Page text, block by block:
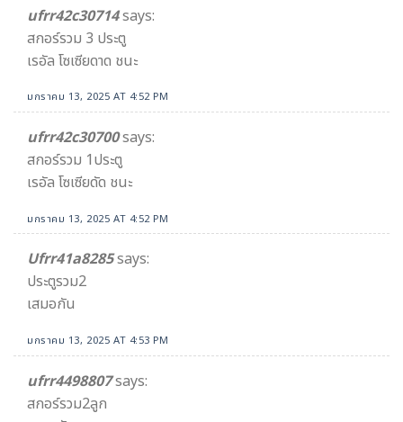
ufrr42c30714says:
สกอร์รวม 3 ประตู
เรอัล โซเซียดาด ชนะ
มกราคม 13, 2025 AT 4:52 PM
ufrr42c30700says:
สกอร์รวม 1ประตู
เรอัล โซเซียดัด ชนะ
มกราคม 13, 2025 AT 4:52 PM
Ufrr41a8285says:
ประตูรวม2
เสมอกัน
มกราคม 13, 2025 AT 4:53 PM
ufrr4498807says:
สกอร์รวม2ลูก